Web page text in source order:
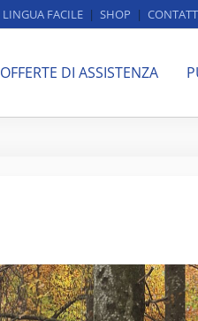
LINGUA FACILE SHOP
OFFERTE DI ASSISTENZA